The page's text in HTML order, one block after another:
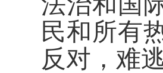
民和所有
反对，难